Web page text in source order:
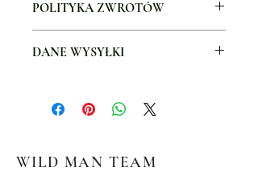
doskonałym miejscem, aby dodać więcej
szczegółów na temat produktu, jak np.
rozmiar, materiał, instrukcje pielęgnacji i
mogą skorzystać z na zakupie.
POLITYKA ZWROTÓW
doskonałym miejscem, aby powiadomić
nieskomplikowanej polityki zwrotu jest
obaw.
DANE WYSYŁKI
doskonałym miejscem, aby dodać więcej
szczegółów na temat metod wysyłki,
polityki wysyłki jest świetnym sposobem,
WILD MAN TEAM